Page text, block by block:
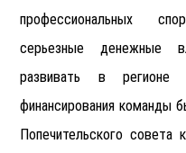
профессиональных
серьезные денежные
развивать в
финансирования команды
Попечительского совета